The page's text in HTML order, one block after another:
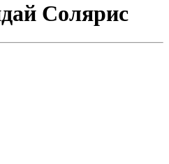
Солярис